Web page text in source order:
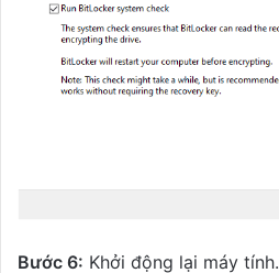
Bước 6: Khởi động lại máy tính.